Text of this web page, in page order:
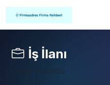
İş İlanı
0 ilan bulundu